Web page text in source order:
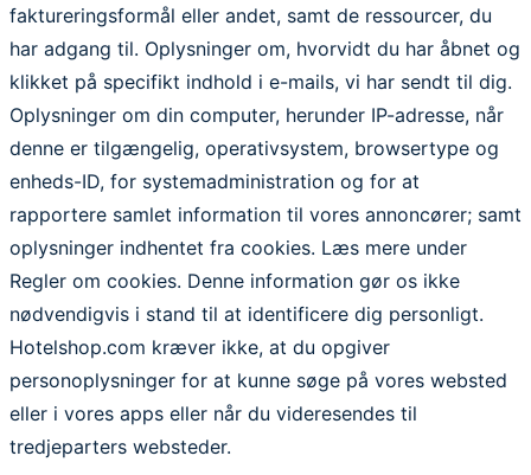
faktureringsformål eller andet, samt de ressourcer, du
har adgang til. Oplysninger om, hvorvidt du har åbnet og
klikket på specifikt indhold i e-mails, vi har sendt til dig.
Oplysninger om din computer, herunder IP-adresse, når
denne er tilgængelig, operativsystem, browsertype og
enheds-ID, for systemadministration og for at
rapportere samlet information til vores annoncører; samt
oplysninger indhentet fra cookies. Læs mere under
Regler om cookies. Denne information gør os ikke
nødvendigvis i stand til at identificere dig personligt.
Hotelshop.com kræver ikke, at du opgiver
personoplysninger for at kunne søge på vores websted
eller i vores apps eller når du videresendes til
tredjeparters websteder.